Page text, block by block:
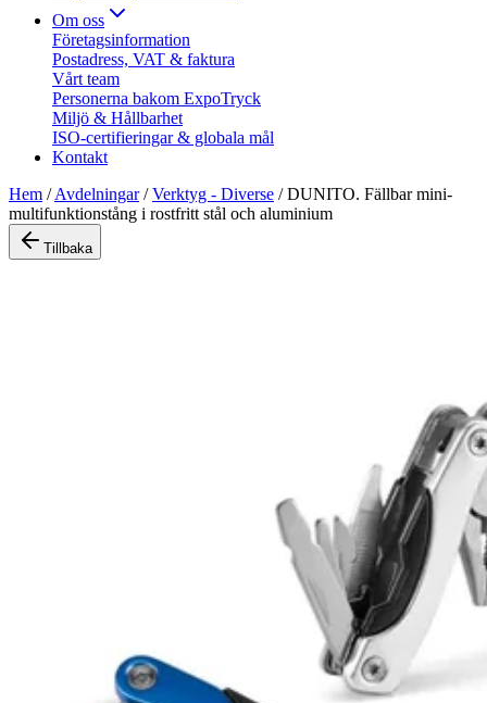
Om oss
Företagsinformation
Postadress, VAT & faktura
Vårt team
Personerna bakom ExpoTryck
Miljö & Hållbarhet
ISO-certifieringar & globala mål
Kontakt
Hem /Avdelningar/Verktyg - Diverse /DUNITO. Fällbar mini-
multifunktionstång i rostfritt stål och aluminium
Tillbaka